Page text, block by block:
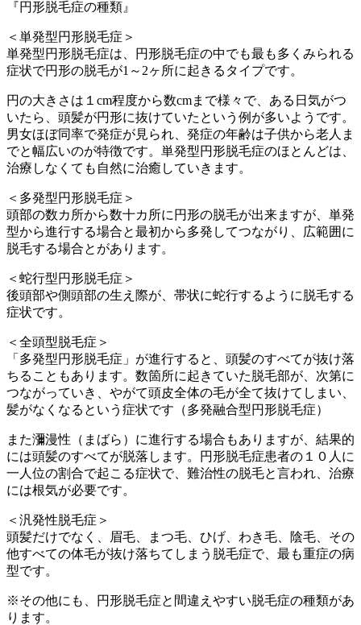
『円形脱毛症の種類』
＜単発型円形脱毛症＞
単発型円形脱毛症は、円形脱毛症の中でも最も多くみられる
症状で円形の脱毛が1～2ヶ所に起きるタイプです。
円の大きさは１cm程度から数cmまで様々で、ある日気がつ
いたら、頭髪が円形に抜けていたという例が多いようです。
男女ほぼ同率で発症が見られ、発症の年齢は子供から老人ま
でと幅広いのが特徴です。単発型円形脱毛症のほとんどは、
治療しなくても自然に治癒していきます。
＜多発型円形脱毛症＞
頭部の数カ所から数十カ所に円形の脱毛が出来ますが、単発
型から進行する場合と最初から多発してつながり、広範囲に
脱毛する場合とがあります。
＜蛇行型円形脱毛症＞
後頭部や側頭部の生え際が、帯状に蛇行するように脱毛する
症状です。
＜全頭型脱毛症＞
「多発型円形脱毛症」が進行すると、頭髪のすべてが抜け落
ちることもあります。数箇所に起きていた脱毛部が、次第に
つながっていき、やがて頭皮全体の毛が全て抜けてしまい、
髪がなくなるという症状です（多発融合型円形脱毛症）
また瀰漫性（まばら）に進行する場合もありますが、結果的
には頭髪のすべてが脱落します。円形脱毛症患者の１０人に
一人位の割合で起こる症状で、難治性の脱毛と言われ、治療
には根気が必要です。
＜汎発性脱毛症＞
頭髪だけでなく、眉毛、まつ毛、ひげ、わき毛、陰毛、その
他すべての体毛が抜け落ちてしまう脱毛症で、最も重症の病
型です。
※その他にも、円形脱毛症と間違えやすい脱毛症の種類があ
ります。